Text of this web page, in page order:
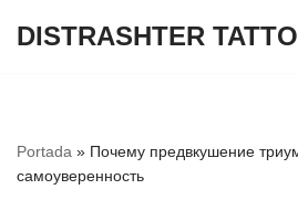
DISTRASHTER
Portada » Почему предвкушение
самоуверенность